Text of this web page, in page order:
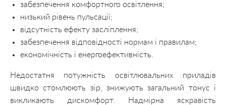
забезпечення комфортного освітлення;
низький рівень пульсації;
відсутність ефекту засліплення;
забезпечення відповідності нормам і правилам;
економічність і енергоефективність.
Недостатня потужність освітлювальних приладів
швидко стомлюють зір, знижують загальний тонус і
викликають дискомфорт. Надмірна яскравість